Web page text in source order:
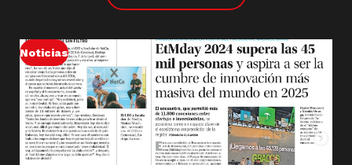
Noticias